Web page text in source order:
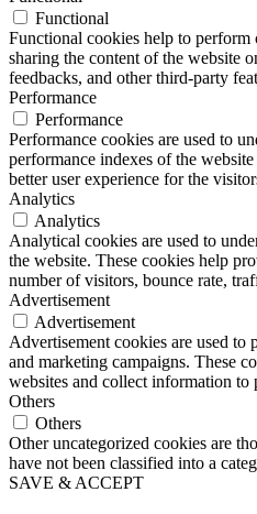
Functional
Functional cookies help to
sharing the content of the website
feedbacks, and other third-party
Performance
Performance
Performance cookies are used to
performance indexes of the
better user experience for the
Analytics
Analytics
Analytical cookies are used to
the website. These cookies help
number of visitors, bounce rate,
Advertisement
Advertisement
Advertisement cookies are used
and marketing campaigns. These
websites and collect information to
Others
Others
Other uncategorized cookies are
have not been classified into a
SAVE & ACCEPT